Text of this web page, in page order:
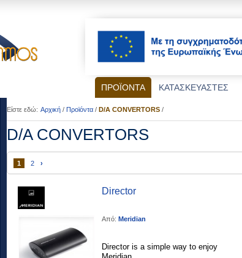
ΠΡΟΪΟΝΤΑ ΚΑΤΑΣΚΕΥΑΣΤΕΣ
Είστε εδώ: Αρχική / Προϊόντα / D/A CONVERTORS /
D/A CONVERTORS
1 2 ›
Director
Από: Meridian
Director is a simple way to enjoy